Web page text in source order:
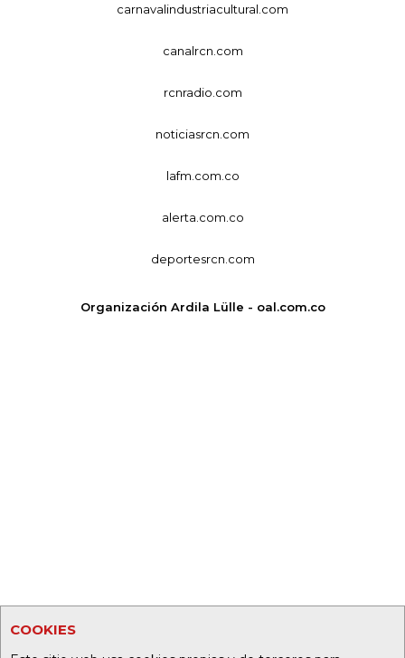
COOKIES
carnavalindustriacultural.com
canalrcn.com
rcnradio.com
noticiasrcn.com
lafm.com.co
alerta.com.co
deportesrcn.com
Organización Ardila Lülle - oal.com.co